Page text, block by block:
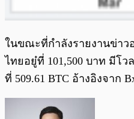
ในขณะที่กำลังรายงานข่าว
ไทยอยู๋ที่ 101,500 บาท มีโ
ที่ 509.61 BTC อ้างอิงจาก